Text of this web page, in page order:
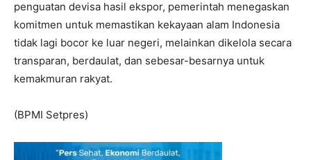
penguatan devisa hasil ekspor, pemerintah menegaskan
komitmen untuk memastikan kekayaan alam Indonesia
tidak lagi bocor ke luar negeri, melainkan dikelola secara
transparan, berdaulat, dan sebesar-besarnya untuk
kemakmuran rakyat.
(BPMI Setpres)